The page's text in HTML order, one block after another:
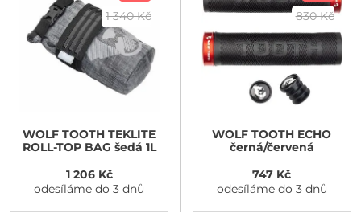
1 340 Kč
WOLF TOOTH TEKLITE
ROLL-TOP BAG šedá 1L
1 206 Kč
odesíláme do 3 dnů
830 Kč
WOLF TOOTH ECHO
černá/červená
747 Kč
odesíláme do 3 dnů